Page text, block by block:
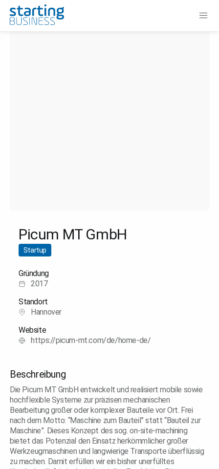
Picum MT GmbH
Startup
Gründung
2017
Standort
Hannover
Website
https://picum-mt.com/de/home-de/
Beschreibung
Die Picum MT GmbH entwickelt und realisiert mobile sowie
hochflexible Systeme zur präzisen mechanischen
Bearbeitung großer oder komplexer Bauteile vor Ort. Frei
nach dem Motto: “Maschine zum Bauteil” statt “Bauteil zur
Maschine”. Dieses Konzept des sog. on-site-machining
bietet das Potenzial den Einsatz herkömmlicher großer
Werkzeugmaschinen und langwierige Transporte überflüssig
zu machen. Damit erfüllen wir ein bisher unerfülltes